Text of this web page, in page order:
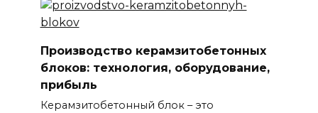
Производство керамзитобетонных
блоков: технология, оборудование,
прибыль
Керамзитобетонный блок – это